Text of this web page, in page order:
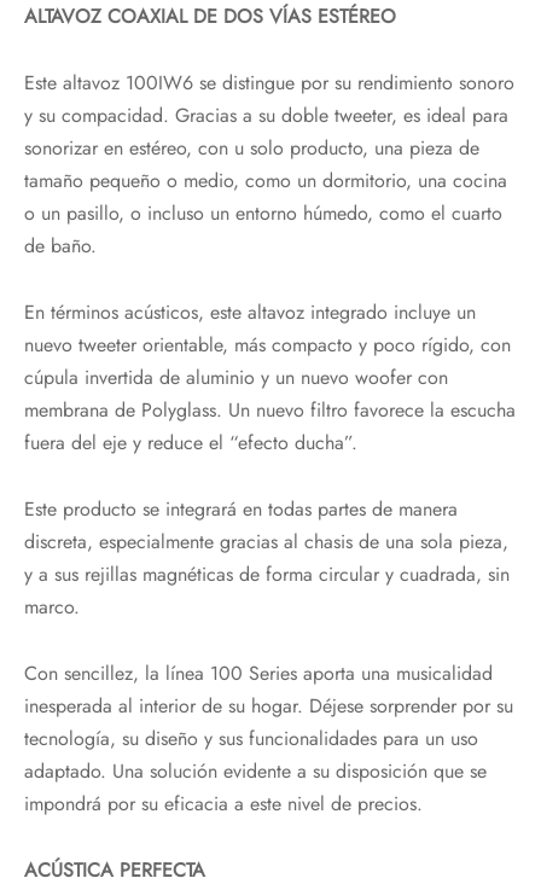
ALTAVOZ COAXIAL DE DOS VÍAS ESTÉREO
Este altavoz 100IW6 se distingue por su rendimiento sonoro
y su compacidad. Gracias a su doble tweeter, es ideal para
sonorizar en estéreo, con u solo producto, una pieza de
tamaño pequeño o medio, como un dormitorio, una cocina
o un pasillo, o incluso un entorno húmedo, como el cuarto
de baño.
En términos acústicos, este altavoz integrado incluye un
nuevo tweeter orientable, más compacto y poco rígido, con
cúpula invertida de aluminio y un nuevo woofer con
membrana de Polyglass. Un nuevo filtro favorece la escucha
fuera del eje y reduce el “efecto ducha”.
Este producto se integrará en todas partes de manera
discreta, especialmente gracias al chasis de una sola pieza,
y a sus rejillas magnéticas de forma circular y cuadrada, sin
marco.
Con sencillez, la línea 100 Series aporta una musicalidad
inesperada al interior de su hogar. Déjese sorprender por su
tecnología, su diseño y sus funcionalidades para un uso
adaptado. Una solución evidente a su disposición que se
impondrá por su eficacia a este nivel de precios.
ACÚSTICA PERFECTA